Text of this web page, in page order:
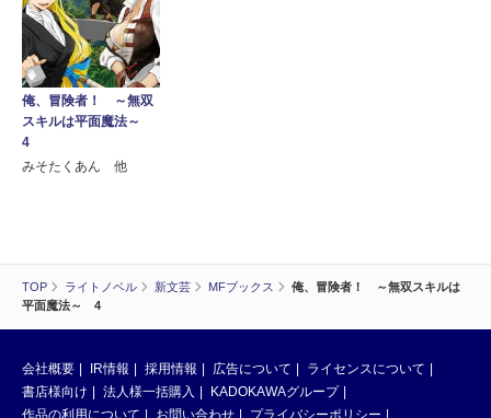
TOP ライトノベル 新文芸 MFブックス
俺、冒険者！ ～無双スキルは
平面魔法～ 4
俺、冒険者！ ～無双
スキルは平面魔法～
4
みそたくあん 他
会社概要 IR情報 採用情報 広告について
ライセンスについて
書店様向け
法人様一括購入
KADOKAWAグループ